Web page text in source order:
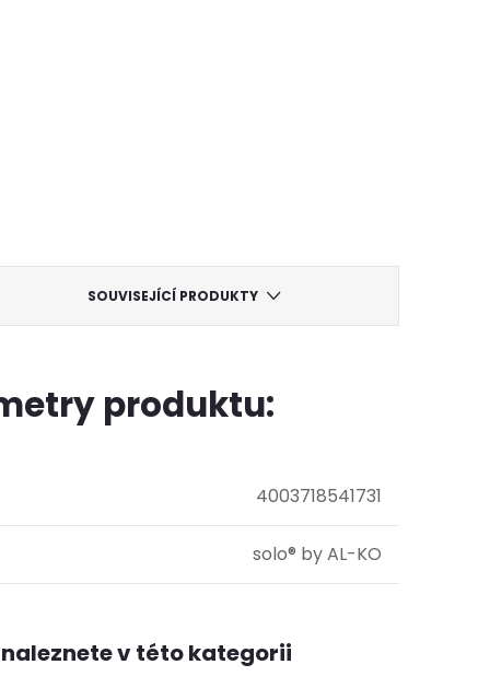
SOUVISEJÍCÍ PRODUKTY
produktu:
4003718541731
solo® by AL-KO
v této kategorii